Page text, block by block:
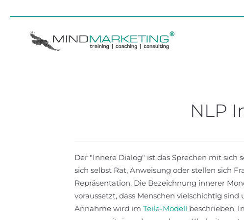
NLP
Der "Innere Dialog" ist das Sprechen mit sich
sich selbst Rat, Anweisung oder stellen sich
Repräsentation. Die Bezeichnung innerer
voraussetzt, dass Menschen vielschichtig
Annahme wird im Teile-Modell beschrieben.